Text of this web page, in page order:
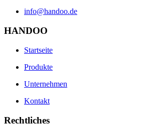
info@handoo.de
HANDOO
Startseite
Produkte
Unternehmen
Kontakt
Rechtliches